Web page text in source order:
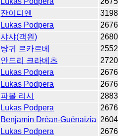
잔이디엔
3198
Lukas Podpera
2676
샤샤(객원)
2680
탕귀 르카르베
2552
안드리 크라베츠
2720
Lukas Podpera
2676
Lukas Podpera
2676
파볼 리시
2883
Lukas Podpera
2676
Benjamin Dréan-Guénaïzia 2604
Lukas Podpera
2676